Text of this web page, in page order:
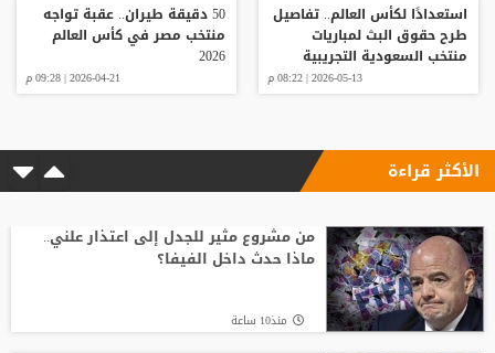
استعدادًا لكأس العالم.. تفاصيل
طرح حقوق البث لمباريات
منتخب السعودية التجريبية
2026-05-13 | 08:22 م
50 دقيقة طيران.. عقبة تواجه
منتخب مصر في كأس العالم
2026
2026-04-21 | 09:28 م
الأكثر قراءة
من مشروع مثير للجدل إلى اعتذار علني..
ماذا حدث داخل الفيفا؟
منذ10 ساعة